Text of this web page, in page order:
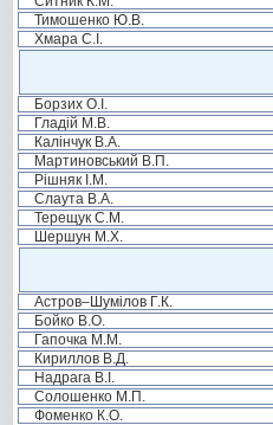
Тимошенко Ю.В.
Хмара С.І.
Борзих О.І.
Гладій М.В.
Калінчук В.А.
Мартиновський В.П.
Рішняк І.М.
Слаута В.А.
Терещук С.М.
Шершун М.Х.
Астров–Шумілов Г.К.
Бойко В.О.
Гапочка М.М.
Кириллов В.Д.
Надрага В.І.
Солошенко М.П.
Фоменко К.О.